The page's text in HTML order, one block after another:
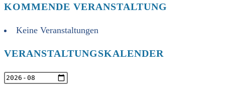
KOMMENDE VERANSTALTUNG
Keine Veranstaltungen
VERANSTALTUNGSKALENDER